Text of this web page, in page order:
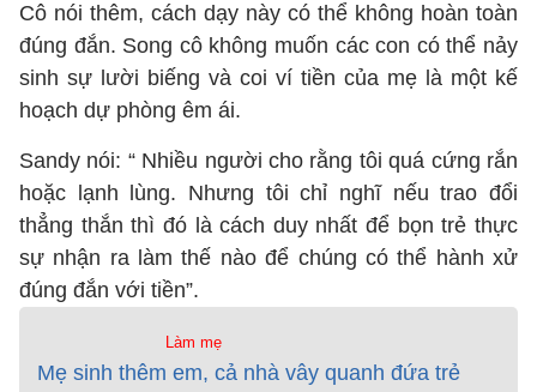
Cô nói thêm, cách dạy này có thể không hoàn toàn
đúng đắn. Song cô không muốn các con có thể nảy
sinh sự lười biếng và coi ví tiền của mẹ là một kế
hoạch dự phòng êm ái.
Sandy nói: “ Nhiều người cho rằng tôi quá cứng rắn
hoặc lạnh lùng. Nhưng tôi chỉ nghĩ nếu trao đổi
thẳng thắn thì đó là cách duy nhất để bọn trẻ thực
sự nhận ra làm thế nào để chúng có thể hành xử
đúng đắn với tiền”.
Làm mẹ
Mẹ sinh thêm em, cả nhà vây quanh đứa trẻ